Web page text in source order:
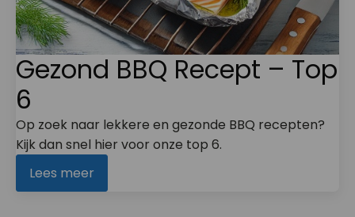
Gezond BBQ Recept – Top
6
Op zoek naar lekkere en gezonde BBQ recepten?
Kijk dan snel hier voor onze top 6.
Lees meer